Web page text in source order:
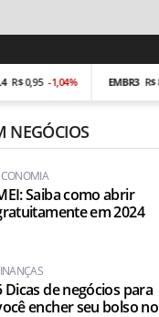
-1,04% EMBR3 R$ 86,80
NEGÓCIOS
Saiba como abrir
em 2024
Dicas de negócios para
encher seu bolso no